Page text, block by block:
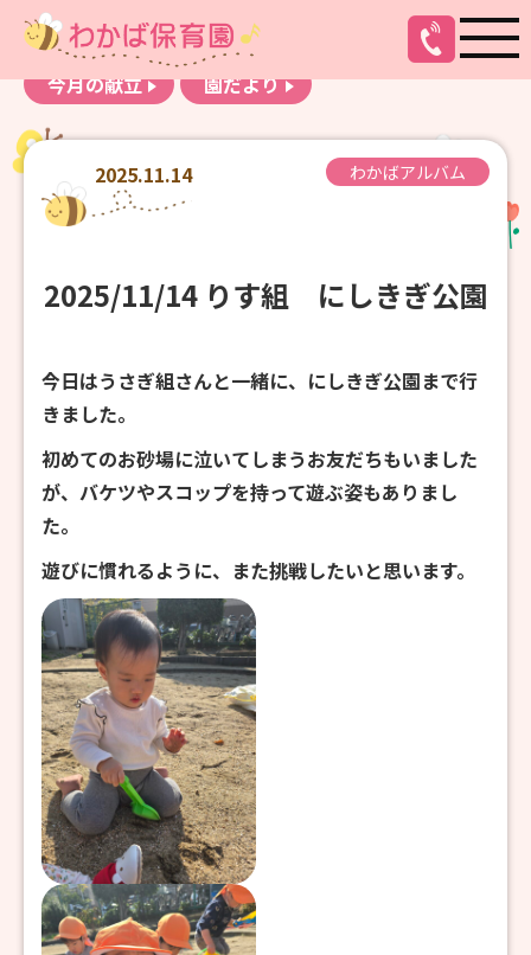
お知らせ
わかばアルバム
今月の献立
園だより
2025.11.14 わかばアルバム
2025/11/14 りす組 にしきぎ公園
今日はうさぎ組さんと一緒に、にしきぎ公園まで行
きました。
初めてのお砂場に泣いてしまうお友だちもいました
が、バケツやスコップを持って遊ぶ姿もありまし
た。
遊びに慣れるように、また挑戦したいと思います。